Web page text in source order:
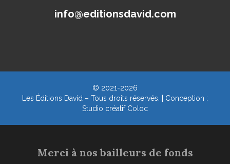
info@editionsdavid.com
© 2021-2026
Les Éditions David – Tous droits réservés. | Conception :
Studio créatif Coloc
Merci à nos bailleurs de fonds